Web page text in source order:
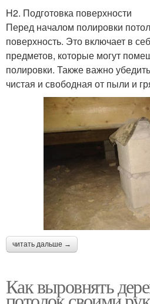
H2. Подготовка поверхности
Перед началом полировки
поверхность. Это включает в
предметов, которые могут
полировки. Также важно
чистая и свободная от пыли и
читать дальше →
Как выровнять